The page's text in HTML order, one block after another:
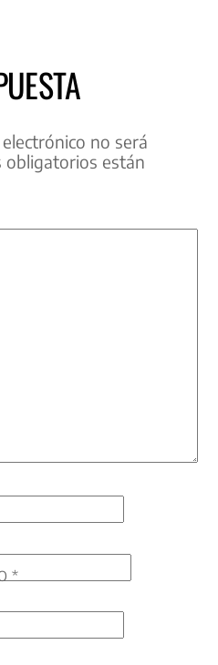
no será
obligatorios están
*